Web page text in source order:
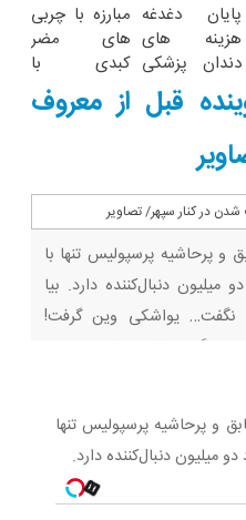
پایان دغدغه
هزینه های
دندان پزشکی
با پک سفید
کننده خانگی
مبارزه با چربی
های مضر
کبدی با
دمنوش گیاهی
پاکسازی
قبل از معروف
و پرحاشیه پرسپولیس تنها با
میلیون دنبال‌کننده دارد. بیا
نگفت… یواشکی وین گرفت!
دیگه رفاقتی باقی نموند…
و پرحاشیه پرسپولیس تنها